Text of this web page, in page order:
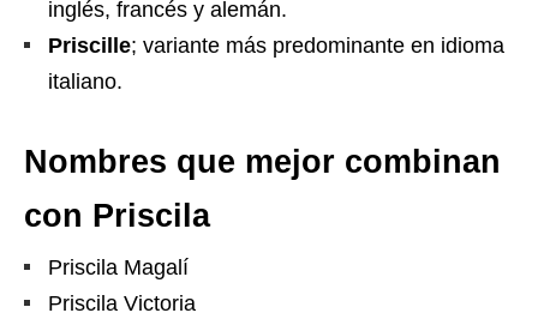
inglés, francés y alemán.
Priscille; variante más predominante en idioma
italiano.
Nombres que mejor combinan
con Priscila
Priscila Magalí
Priscila Victoria